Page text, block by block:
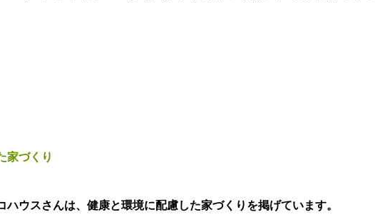
家づくり
ウスさんは、健康と環境に配慮した家づくりを掲げています。